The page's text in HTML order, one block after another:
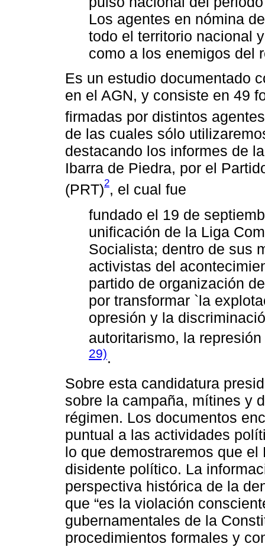
Los agentes en nómina
todo el territorio nacional
como a los enemigos del
Es un estudio documentado
en el AGN, y consiste en 49
firmadas por distintos
de las cuales sólo
destacando los informes de
Ibarra de Piedra, por el
(PRT)2, el cual fue
fundado el 19 de
unificación de la Liga
Socialista; dentro de sus
activistas del
partido de organización
por transformar `la
opresión y la
autoritarismo, la
29).
Sobre esta candidatura
sobre la campaña, mítines y
régimen. Los documentos
puntual a las actividades
lo que demostraremos que
disidente político. La
perspectiva histórica de la
que “es la violación
gubernamentales de la
procedimientos formales y